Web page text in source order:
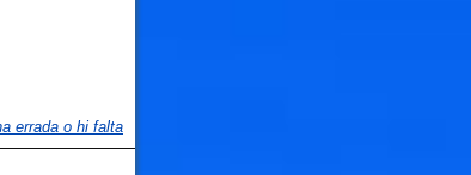
errada o hi falta